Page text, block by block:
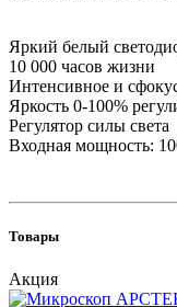
Яркий белый
10 000 часов жизни
Интенсивное и
Яркость 0-100%
Регулятор силы света
Входная мощность:
Товары
Акция